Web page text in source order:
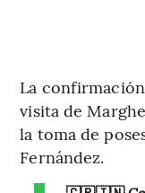
La
visita de
la toma de
Fernández.